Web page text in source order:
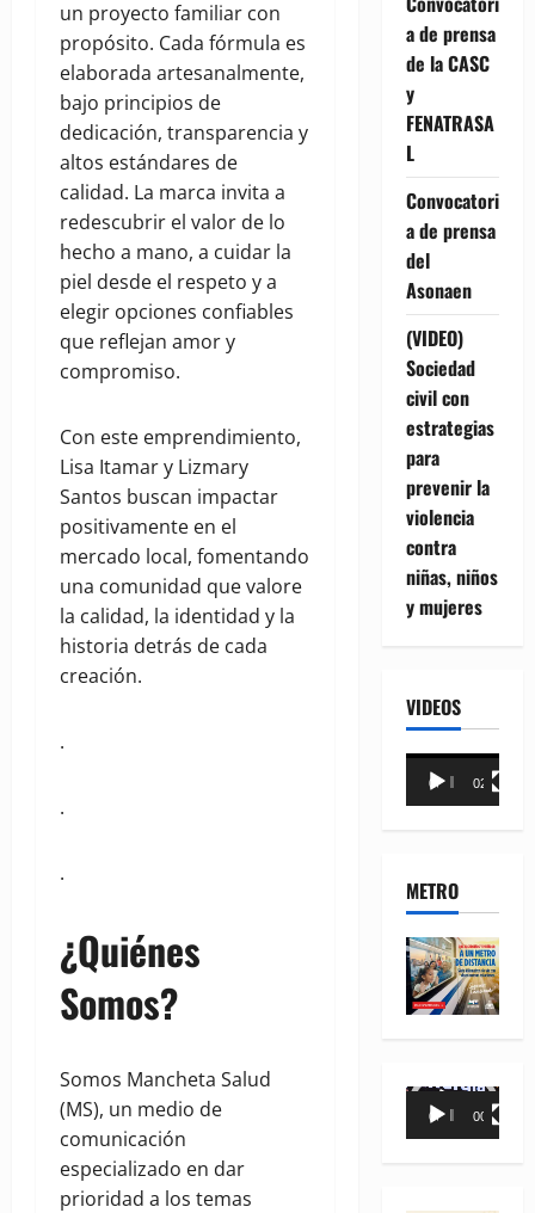
un proyecto familiar con
propósito. Cada fórmula es
elaborada artesanalmente,
bajo principios de
dedicación, transparencia y
altos estándares de
calidad. La marca invita a
redescubrir el valor de lo
hecho a mano, a cuidar la
piel desde el respeto y a
elegir opciones confiables
que reflejan amor y
compromiso.
Con este emprendimiento,
Lisa Itamar y Lizmary
Santos buscan impactar
positivamente en el
mercado local, fomentando
una comunidad que valore
la calidad, la identidad y la
historia detrás de cada
creación.
.
.
.
¿Quiénes
Somos?
Somos Mancheta Salud
(MS), un medio de
comunicación
especializado en dar
prioridad a los temas
a de prensa
de la CASC
y
FENATRASA
L
Convocatori
a de prensa
del
Asonaen
(VIDEO)
Sociedad
civil con
estrategias
para
prevenir la
violencia
contra
niñas, niños
y mujeres
VIDEOS
Reproductor
00:00 02:18
METRO
Reproductor
00:00 00:35